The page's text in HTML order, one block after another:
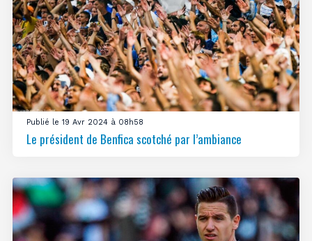
Publié le 19 Avr 2024 à 08h58
Le président de Benfica scotché par l’ambiance